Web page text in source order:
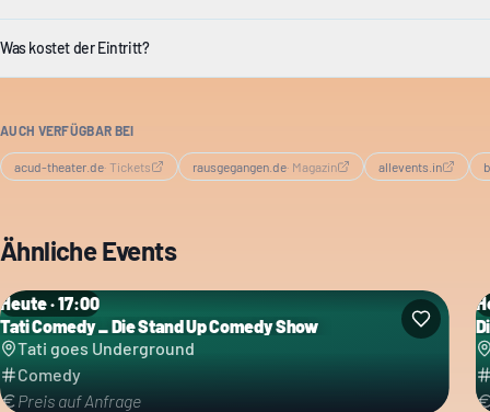
Was kostet der Eintritt?
AUCH VERFÜGBAR BEI
acud-theater.de· Tickets rausgegangen.de· Magazin allevents.in
Ähnliche Events
Heute · 17:00
Tati Comedy _ Die Stand Up Comedy Show
Tati goes Underground
Comedy
Preis auf Anfrage
Kategorie: Comedy